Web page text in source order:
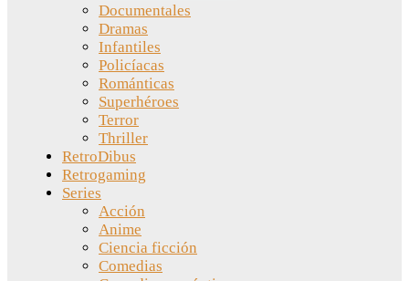
Documentales
Dramas
Infantiles
Policíacas
Románticas
Superhéroes
Terror
Thriller
RetroDibus
Retrogaming
Series
Acción
Anime
Ciencia ficción
Comedias